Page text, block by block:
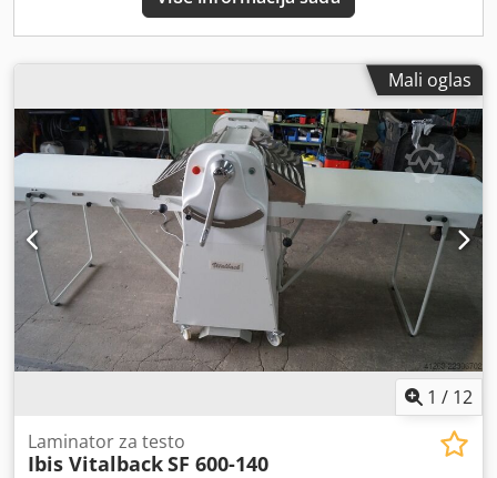
Mali oglas
1 / 12
Laminator za testo
Ibis VitalbackSF 600-140